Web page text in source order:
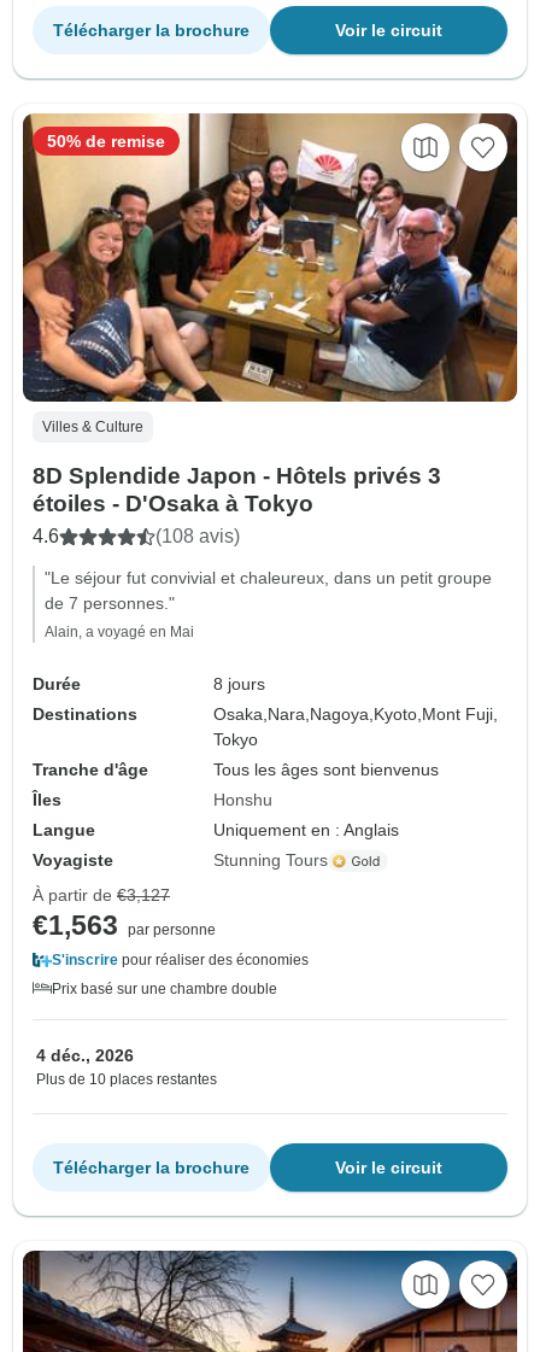
Voir le circuit
Télécharger la brochure
Villes & Culture
8D Splendide Japon - Hôtels privés 3
étoiles - D'Osaka à Tokyo
4.6 (108 avis)
"Le séjour fut convivial et chaleureux, dans un petit groupe
de 7 personnes."
Alain, a voyagé en Mai
Durée
8 jours
Destinations
Osaka, Nara, Nagoya, Kyoto, Mont Fuji,
Tokyo
Tranche d'âge
Tous les âges sont bienvenus
Îles
Honshu
Langue
Uniquement en : Anglais
Voyagiste
Stunning Tours
50% de remise
À partir de €3,127
€1,563
par personne
S'inscrire pour réaliser des économies
Prix basé sur une chambre double
4 déc., 2026
Plus de 10 places restantes
Voir le circuit
Télécharger la brochure